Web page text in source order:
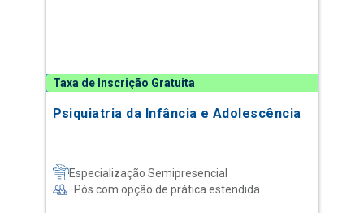
Taxa de Inscrição Gratuita
Psiquiatria da Infância e Adolescência
Especialização Semipresencial
Pós com opção de prática estendida